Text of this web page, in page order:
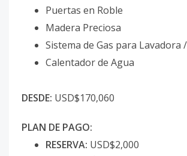
Puertas en Roble
Madera Preciosa
Sistema de Gas para Lavadora
Calentador de Agua
DESDE: USD$170,060
PLAN DE PAGO:
RESERVA: USD$2,000